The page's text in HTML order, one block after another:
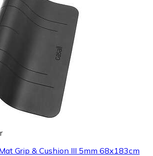
Grip & Cushion III 5mm 68x183cm